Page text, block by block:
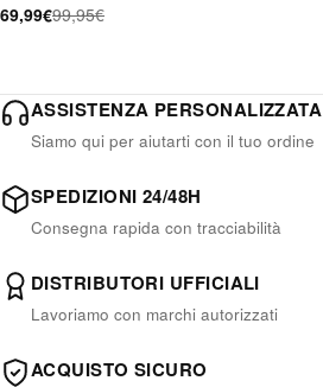
69,99€99,95€
ASSISTENZA PERSONALIZZATA
Siamo qui per aiutarti con il tuo ordine
SPEDIZIONI 24/48H
Consegna rapida con tracciabilità
DISTRIBUTORI UFFICIALI
Lavoriamo con marchi autorizzati
ACQUISTO SICURO